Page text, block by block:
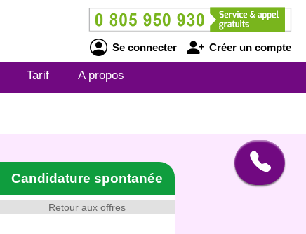
Se connecter Créer un compte
Tarif A propos
Retour aux offres
Candidature spontanée